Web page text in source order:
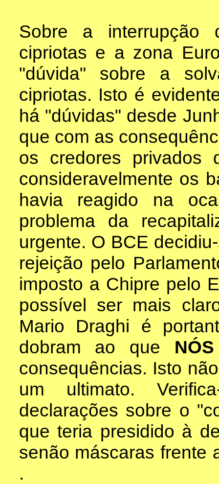
Sobre a interrupção
cipriotas e a zona
"dúvida" sobre a
cipriotas. Isto é
há "dúvidas" desde
que com as
os credores privados
consideravelmente os
havia reagido na
problema da
urgente. O BCE
rejeição pelo
imposto a Chipre pelo
possível ser mais
Mario Draghi é
dobram ao que
consequências. Isto
um ultimato.
declarações sobre o
que teria presidido à
senão máscaras
.